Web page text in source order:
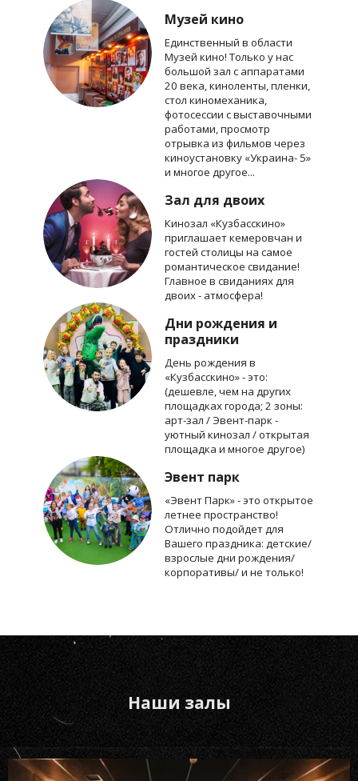
Музей кино
Единственный в области
Музей кино! Только у нас
большой зал с аппаратами
20 века, киноленты, пленки,
стол киномеханика,
фотосессии с выставочными
работами, просмотр
отрывка из фильмов через
киноустановку «Украина- 5»
и многое другое...
Зал для двоих
Кинозал «Кузбасскино»
приглашает кемеровчан и
гостей столицы на самое
романтическое свидание!
Главное в свиданиях для
двоих - атмосфера!
Дни рождения и
праздники
День рождения в
«Кузбасскино» - это:
(дешевле, чем на других
площадках города; 2 зоны:
арт-зал / Эвент-парк -
уютный кинозал / открытая
площадка и многое другое)
Эвент парк
«Эвент Парк» - это открытое
летнее пространство!
Отлично подойдет для
Вашего праздника: детские/
взрослые дни рождения/
корпоративы/ и не только!
Наши залы